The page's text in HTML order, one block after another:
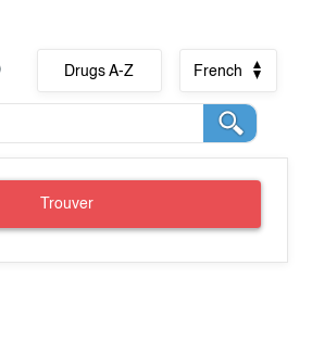
Drugs A-Z French
Trouver